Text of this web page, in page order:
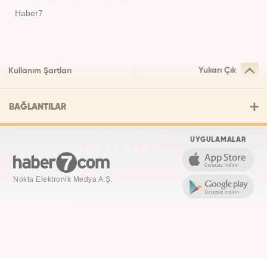
Haber7
Kullanım Şartları Yukarı Çık
BAĞLANTILAR
Nokta Elektronik Medya A.Ş.
UYGULAMALAR